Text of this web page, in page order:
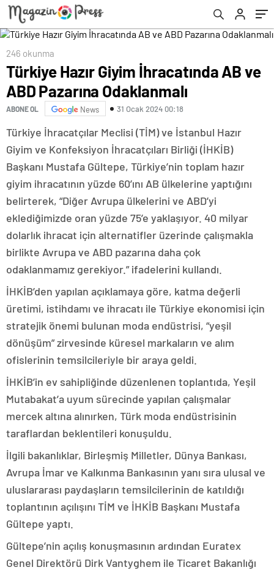
246 okunma
Türkiye Hazır Giyim İhracatında AB ve
ABD Pazarına Odaklanmalı
ABONE OL News 31 Ocak 2024 00:18
Türkiye İhracatçılar Meclisi (TİM) ve İstanbul Hazır
Giyim ve Konfeksiyon İhracatçıları Birliği (İHKİB)
Başkanı Mustafa Gültepe, Türkiye’nin toplam hazır
giyim ihracatının yüzde 60’ını AB ülkelerine yaptığını
belirterek, “Diğer Avrupa ülkelerini ve ABD’yi
eklediğimizde oran yüzde 75’e yaklaşıyor. 40 milyar
dolarlık ihracat için alternatifler üzerinde çalışmakla
birlikte Avrupa ve ABD pazarına daha çok
odaklanmamız gerekiyor.” ifadelerini kullandı.
İHKİB’den yapılan açıklamaya göre, katma değerli
üretimi, istihdamı ve ihracatı ile Türkiye ekonomisi için
stratejik önemi bulunan moda endüstrisi, “yeşil
dönüşüm” zirvesinde küresel markaların ve alım
ofislerinin temsilcileriyle bir araya geldi.
İHKİB’in ev sahipliğinde düzenlenen toplantıda, Yeşil
Mutabakat’a uyum sürecinde yapılan çalışmalar
mercek altına alınırken, Türk moda endüstrisinin
taraflardan beklentileri konuşuldu.
İlgili bakanlıklar, Birleşmiş Milletler, Dünya Bankası,
Avrupa İmar ve Kalkınma Bankasının yanı sıra ulusal ve
uluslararası paydaşların temsilcilerinin de katıldığı
toplantının açılışını TİM ve İHKİB Başkanı Mustafa
Gültepe yaptı.
Gültepe’nin açılış konuşmasının ardından Euratex
Genel Direktörü Dirk Vantyghem ile Ticaret Bakanlığı